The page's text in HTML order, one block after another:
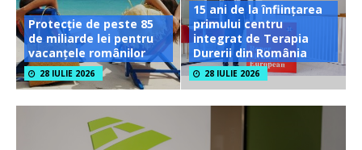
Protecție de peste 85
de miliarde lei pentru
vacanțele românilor
28 IULIE 2026
15 ani de la înființarea
primului centru
integrat de Terapia
Durerii din România
28 IULIE 2026